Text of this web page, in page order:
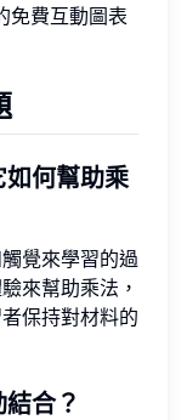
免費互動圖表
何幫助乘
覺來學習的過
來幫助乘法，
保持對材料的
合？